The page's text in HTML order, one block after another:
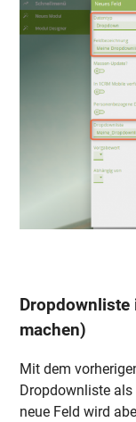
machen)
Mit dem
Dropdownliste
neue Feld wird